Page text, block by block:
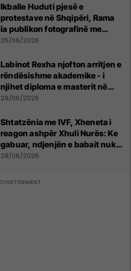
Ikballe Huduti pjesë e
protestave në Shqipëri, Rama
ia publikon fotografinë me
Ahmadinejadin e Iranit
25/06/2026
Labinot Rexha njofton arritjen e
rëndësishme akademike - i
njihet diploma e masterit në
Psikologji në Zvicër
29/06/2026
Shtatzënia me IVF, Xheneta i
reagon ashpër Xhuli Nurës: Ke
gabuar, ndjenjën e babait nuk
mund t'ia plotësosh kurrë
28/06/2026